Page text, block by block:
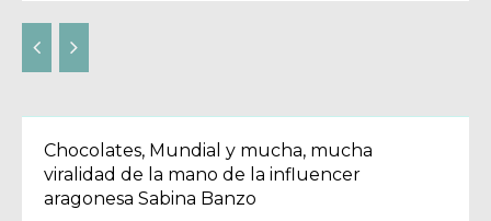
Chocolates, Mundial y mucha, mucha
viralidad de la mano de la influencer
aragonesa Sabina Banzo